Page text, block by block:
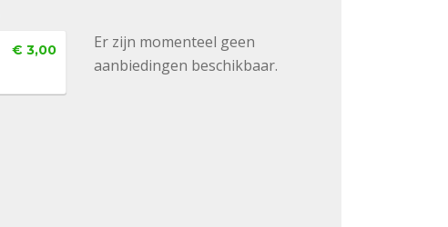
€ 3,00
Er zijn momenteel geen
aanbiedingen beschikbaar.